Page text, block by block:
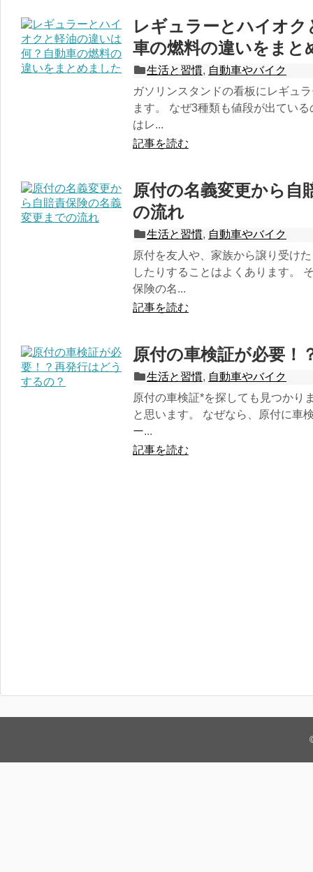
レギュラーとハイオ
車の燃料の違いをまと
生活と習慣, 自動車やバイク
ガソリンスタンドの看板にレギュ
ます。 なぜ3種類も値段が出てい
はレ...
記事を読む
原付の名義変更から自
の流れ
生活と習慣, 自動車やバイク
原付を友人や、家族から譲り受け
したりすることはよくあります。
保険の名...
記事を読む
原付の車検証が必要！
生活と習慣, 自動車やバイク
原付の車検証*を探しても見つかり
と思います。 なぜなら、原付に車
ー...
記事を読む